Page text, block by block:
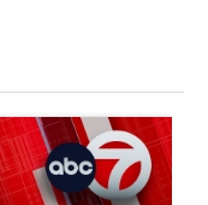
obtains
article titled